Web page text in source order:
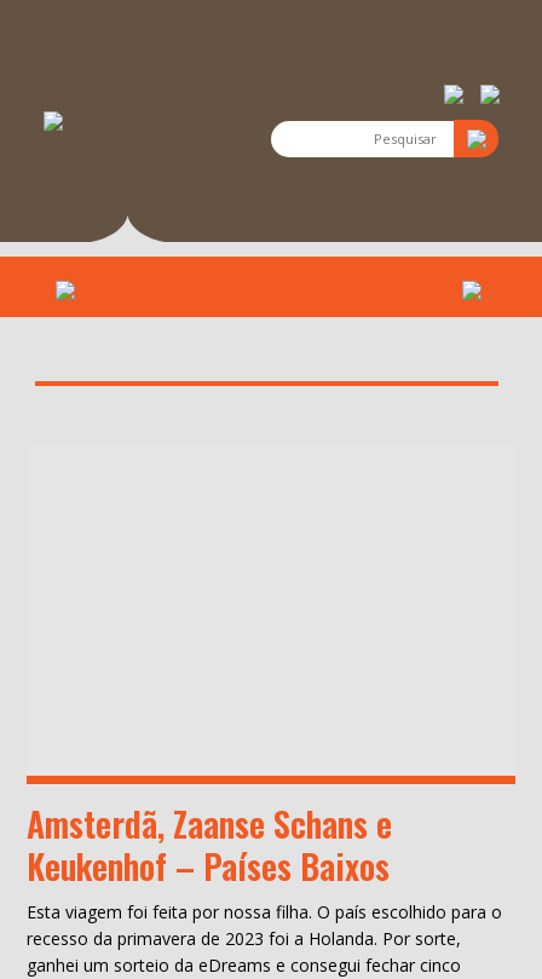
Amsterdã, Zaanse Schans e
Keukenhof – Países Baixos
Esta viagem foi feita por nossa filha. O país escolhido para o
recesso da primavera de 2023 foi a Holanda. Por sorte,
ganhei um sorteio da eDreams e consegui fechar cinco